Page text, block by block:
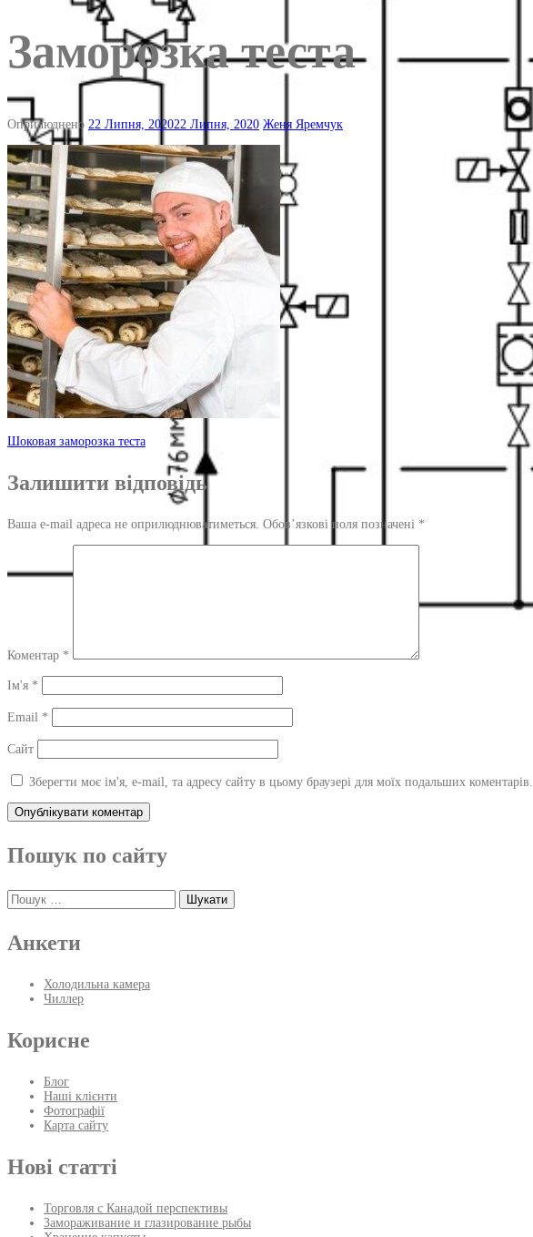
Заморозка теста
Оприлюднено 22 Липня, 202022 Липня, 2020 Женя Яремчук
Навігація
по
запису
Шоковая заморозка теста
Залишити відповідь
Ваша e-mail адреса не оприлюднюватиметься. Обов’язкові поля позначені *
Коментар *
Ім'я *
Email *
Сайт
Зберегти моє ім'я, e-mail, та адресу сайту в цьому браузері для моїх подальших коментарів.
Пошук по сайту
Пошук:
Анкети
Холодильна камера
Чиллер
Корисне
Блог
Наші клієнти
Фотографії
Карта сайту
Нові статті
Торговля с Канадой перспективы
Замораживание и глазирование рыбы